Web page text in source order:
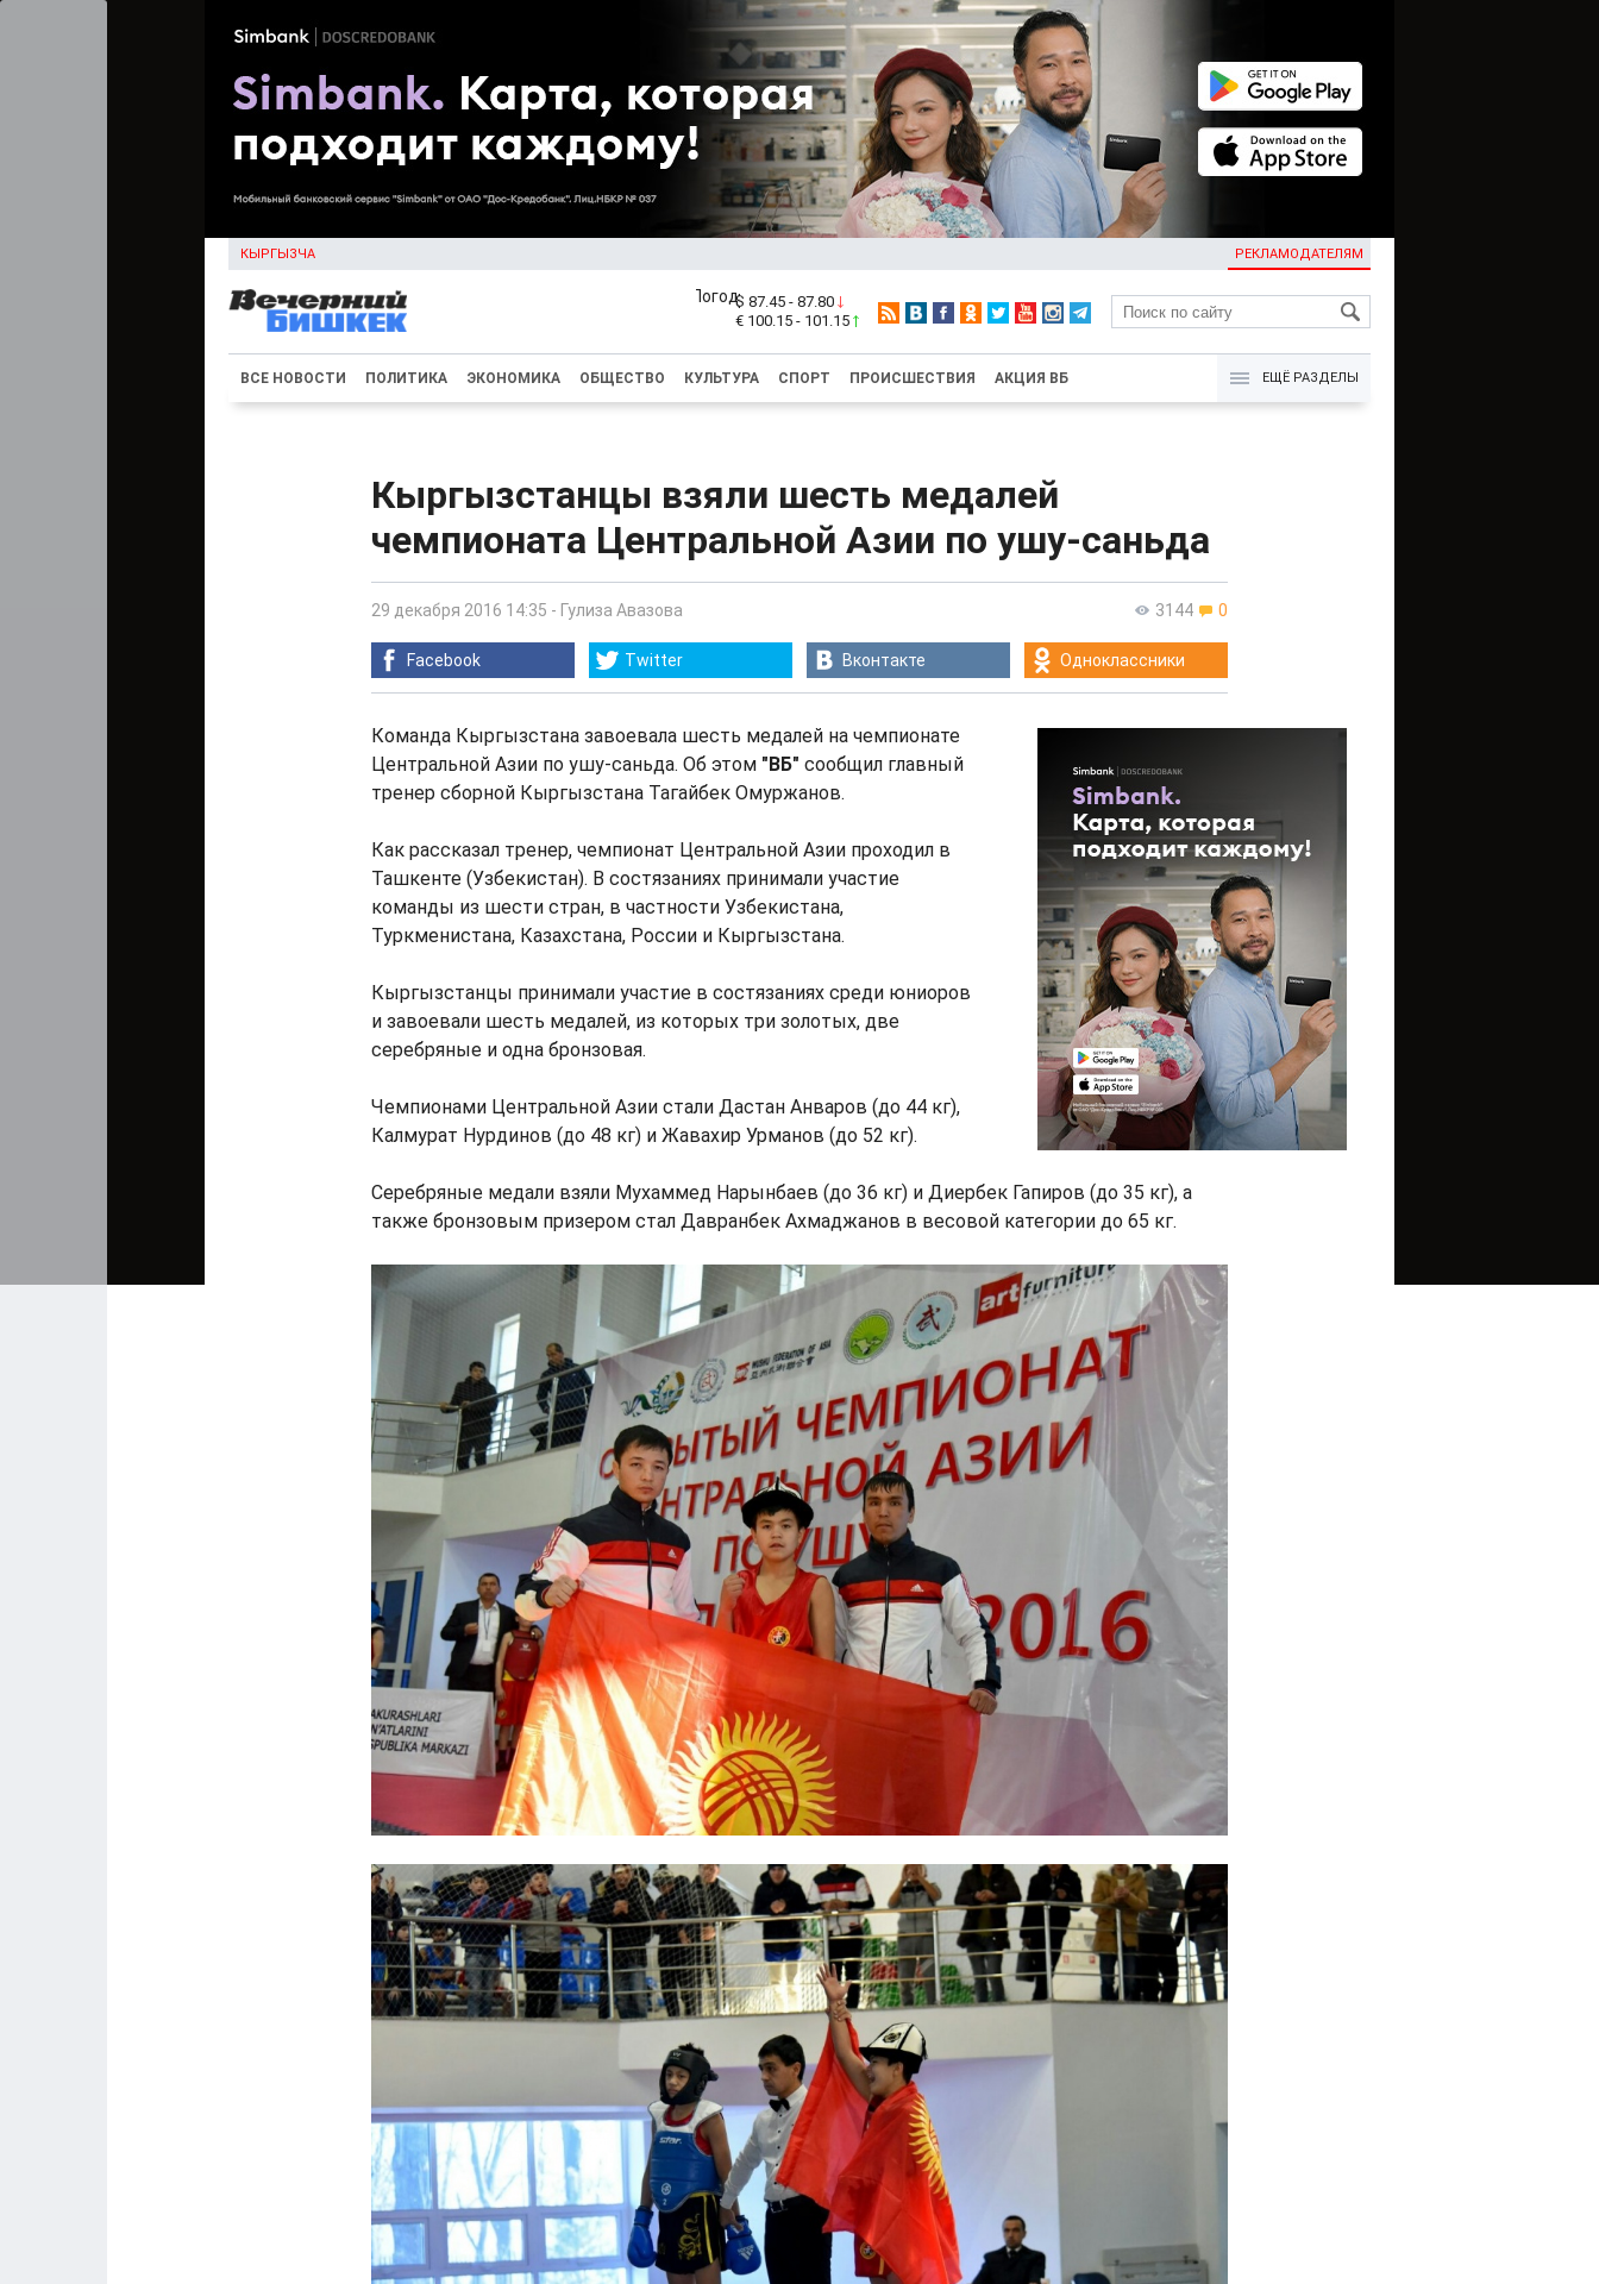
КЫРГЫЗЧА РЕКЛАМОДАТЕЛЯМ
KG
$ 87.45 - 87.80
€ 100.15 - 101.15
ВСЕ НОВОСТИ ПОЛИТИКА ЭКОНОМИКА ОБЩЕСТВО КУЛЬТУРА СПОРТ ПРОИСШЕСТВИЯ АКЦИЯ ВБ ЕЩЁ РАЗДЕЛЫ
Кыргызстанцы взяли шесть медалей
чемпионата Центральной Азии по ушу-саньда
3144 0
29 декабря 2016 14:35 - Гулиза Авазова
Facebook Twitter Вконтакте Одноклассники
Команда Кыргызстана завоевала шесть медалей на чемпионате
Центральной Азии по ушу-саньда. Об этом "ВБ" сообщил главный
тренер сборной Кыргызстана Тагайбек Омуржанов.
Как рассказал тренер, чемпионат Центральной Азии проходил в
Ташкенте (Узбекистан). В состязаниях принимали участие
команды из шести стран, в частности Узбекистана,
Туркменистана, Казахстана, России и Кыргызстана.
Кыргызстанцы принимали участие в состязаниях среди юниоров
и завоевали шесть медалей, из которых три золотых, две
серебряные и одна бронзовая.
Чемпионами Центральной Азии стали Дастан Анваров (до 44 кг),
Калмурат Нурдинов (до 48 кг) и Жавахир Урманов (до 52 кг).
Серебряные медали взяли Мухаммед Нарынбаев (до 36 кг) и Диербек Гапиров (до 35 кг), а
также бронзовым призером стал Давранбек Ахмаджанов в весовой категории до 65 кг.